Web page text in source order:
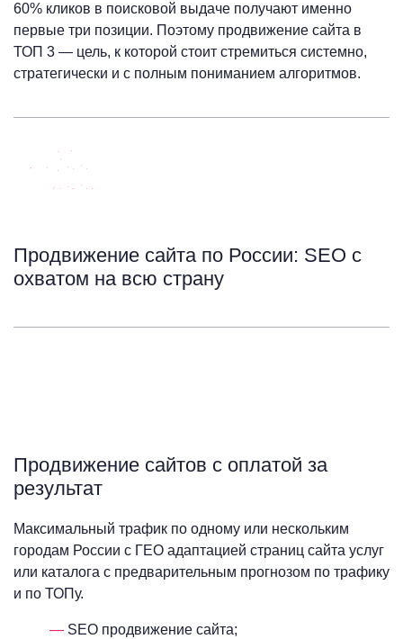
60% кликов в поисковой выдаче получают именно
первые три позиции. Поэтому продвижение сайта в
ТОП 3 — цель, к которой стоит стремиться системно,
стратегически и с полным пониманием алгоритмов.
Продвижение сайта по России: SEO с
охватом на всю страну
Продвижение сайтов с оплатой за
результат
Максимальный трафик по одному или нескольким
городам России с ГЕО адаптацией страниц сайта услуг
или каталога с предварительным прогнозом по трафику
и по ТОПу.
SEO продвижение сайта;